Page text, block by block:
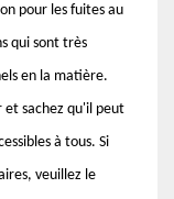
pour les fuites au
qui sont très
en la matière.
et sachez qu'il peut
à tous. Si
veuillez le